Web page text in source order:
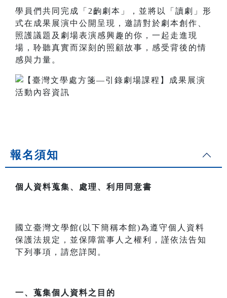
學員們共同完成「2齣劇本」，並將以「讀劇」形
式在成果展演中公開呈現，邀請對於劇本創作、
照護議題及劇場表演感興趣的你，一起走進現
場，聆聽真實而深刻的照顧故事，感受背後的情
感與力量。
報名須知
個人資料蒐集、處理、利用同意書
國立臺灣文學館(以下簡稱本館)為遵守個人資料
保護法規定，並保障當事人之權利，謹依法告知
下列事項，請您詳閱。
一、 蒐集個人資料之目的